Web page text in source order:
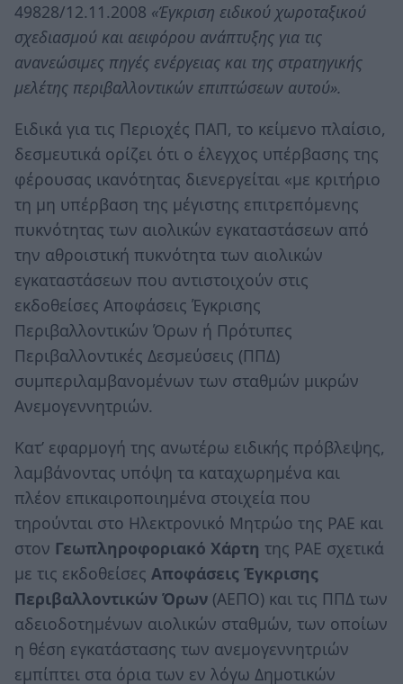
49828/12.11.2008 «Έγκριση ειδικού χωροταξικού
σχεδιασμού και αειφόρου ανάπτυξης για τις
ανανεώσιμες πηγές ενέργειας και της στρατηγικής
μελέτης περιβαλλοντικών επιπτώσεων αυτού».
Ειδικά για τις Περιοχές ΠΑΠ, το κείμενο πλαίσιο,
δεσμευτικά ορίζει ότι ο έλεγχος υπέρβασης της
φέρουσας ικανότητας διενεργείται «με κριτήριο
τη μη υπέρβαση της μέγιστης επιτρεπόμενης
πυκνότητας των αιολικών εγκαταστάσεων από
την αθροιστική πυκνότητα των αιολικών
εγκαταστάσεων που αντιστοιχούν στις
εκδοθείσες Αποφάσεις Έγκρισης
Περιβαλλοντικών Όρων ή Πρότυπες
Περιβαλλοντικές Δεσμεύσεις (ΠΠΔ)
συμπεριλαμβανομένων των σταθμών μικρών
Ανεμογεννητριών.
Κατ’ εφαρμογή της ανωτέρω ειδικής πρόβλεψης,
λαμβάνοντας υπόψη τα καταχωρημένα και
πλέον επικαιροποιημένα στοιχεία που
τηρούνται στο Ηλεκτρονικό Μητρώο της ΡΑΕ και
στον Γεωπληροφοριακό Χάρτη της ΡΑΕ σχετικά
με τις εκδοθείσες Αποφάσεις Έγκρισης
Περιβαλλοντικών Όρων (ΑΕΠΟ) και τις ΠΠΔ των
αδειοδοτημένων αιολικών σταθμών, των οποίων
η θέση εγκατάστασης των ανεμογεννητριών
εμπίπτει στα όρια των εν λόγω Δημοτικών